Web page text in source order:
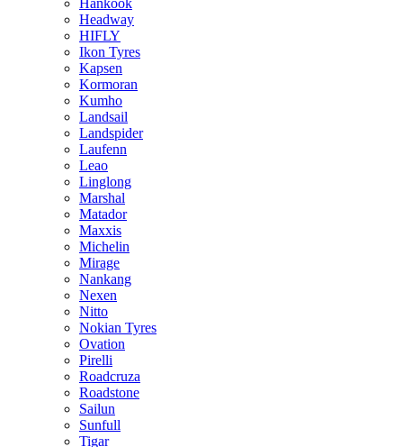
Hankook
Headway
HIFLY
Ikon Tyres
Kapsen
Kormoran
Kumho
Landsail
Landspider
Laufenn
Leao
Linglong
Marshal
Matador
Maxxis
Michelin
Mirage
Nankang
Nexen
Nitto
Nokian Tyres
Ovation
Pirelli
Roadcruza
Roadstone
Sailun
Sunfull
Tigar